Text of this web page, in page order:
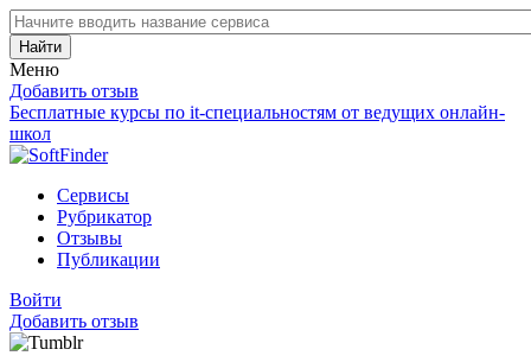
Найти
Меню
Добавить отзыв
Бесплатные курсы по it-специальностям от ведущих онлайн-
школ
Сервисы
Рубрикатор
Отзывы
Публикации
Войти
Добавить отзыв